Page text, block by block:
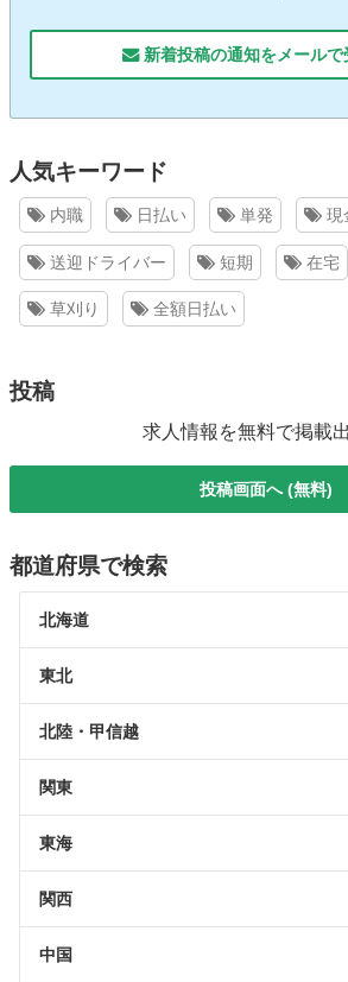
新着投稿の通知をメールで
人気キーワード
内職 日払い 単発 現
送迎ドライバー 短期 在宅
草刈り 全額日払い
投稿
求人情報を無料で掲載
投稿画面へ (無料)
都道府県で検索
北海道
東北
北陸・甲信越
関東
東海
関西
中国